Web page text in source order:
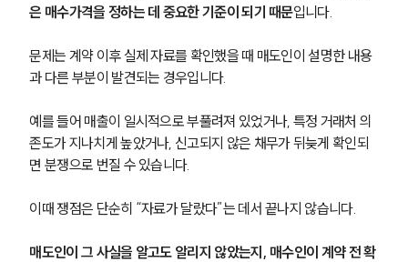
은 매수가격을 정하는 데 중요한 기준이 되기 때문입니다.
문제는 계약 이후 실제 자료를 확인했을 때 매도인이 설명한 내용
과 다른 부분이 발견되는 경우입니다.
예를 들어 매출이 일시적으로 부풀려져 있었거나, 특정 거래처 의
존도가 지나치게 높았거나, 신고되지 않은 채무가 뒤늦게 확인되
면 분쟁으로 번질 수 있습니다.
이때 쟁점은 단순히 “자료가 달랐다”는 데서 끝나지 않습니다.
매도인이 그 사실을 알고도 알리지 않았는지, 매수인이 계약 전 확